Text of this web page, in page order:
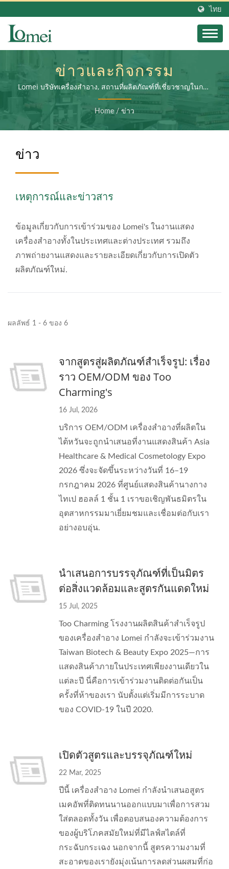
ไทย
ข่าวและกิจกรรม
Lomei บริษัทเครื่องสำอาง, สถานที่ผลิตภัณฑ์ที่เชี่ยวชาญในการ
ผลิตบรรจุภัณฑ์และบรรจุภัณฑ์เครื่องสำอางที่ยั่งยืนเพื่อสิ่ง
แวดล้อม
Home / ข่าว
ข่าว
เหตุการณ์และข่าวสาร
ข้อมูลเกี่ยวกับการเข้าร่วมของ Lomei's ในงานแสดง
เครื่องสำอางทั้งในประเทศและต่างประเทศ รวมถึง
ภาพถ่ายงานแสดงและรายละเอียดเกี่ยวกับการเปิดตัว
ผลิตภัณฑ์ใหม่.
ผลลัพธ์ 1 - 6 ของ 6
จากสูตรสู่ผลิตภัณฑ์สำเร็จรูป: เรื่อง
ราว OEM/ODM ของ Too
Charming's
16 Jul, 2026
บริการ OEM/ODM เครื่องสำอางที่ผลิตใน
ไต้หวันจะถูกนำเสนอที่งานแสดงสินค้า Asia
Healthcare & Medical Cosmetology Expo
2026 ซึ่งจะจัดขึ้นระหว่างวันที่ 16–19
กรกฎาคม 2026 ที่ศูนย์แสดงสินค้านางกาง
ไทเป ฮอลล์ 1 ชั้น 1 เราขอเชิญพันธมิตรใน
อุตสาหกรรมมาเยี่ยมชมและเชื่อมต่อกับเรา
อย่างอบอุ่น.
นำเสนอการบรรจุภัณฑ์ที่เป็นมิตร
ต่อสิ่งแวดล้อมและสูตรกันแดดใหม่
15 Jul, 2025
Too Charming โรงงานผลิตสินค้าสำเร็จรูป
ของเครื่องสำอาง Lomei กำลังจะเข้าร่วมงาน
Taiwan Biotech & Beauty Expo 2025—การ
แสดงสินค้าภายในประเทศเพียงงานเดียวใน
แต่ละปี นี่คือการเข้าร่วมงานติดต่อกันเป็น
ครั้งที่ห้าของเรา นับตั้งแต่เริ่มมีการระบาด
ของ COVID-19 ในปี 2020.
เปิดตัวสูตรและบรรจุภัณฑ์ใหม่
22 Mar, 2025
ปีนี้ เครื่องสำอาง Lomei กำลังนำเสนอสูตร
เมคอัพที่ติดทนนานออกแบบมาเพื่อการสวม
ใส่ตลอดทั้งวัน เพื่อตอบสนองความต้องการ
ของผู้บริโภคสมัยใหม่ที่มีไลฟ์สไตล์ที่
กระฉับกระเฉง นอกจากนี้ สูตรความงามที่
สะอาดของเรายังมุ่งเน้นการลดส่วนผสมที่ก่อ